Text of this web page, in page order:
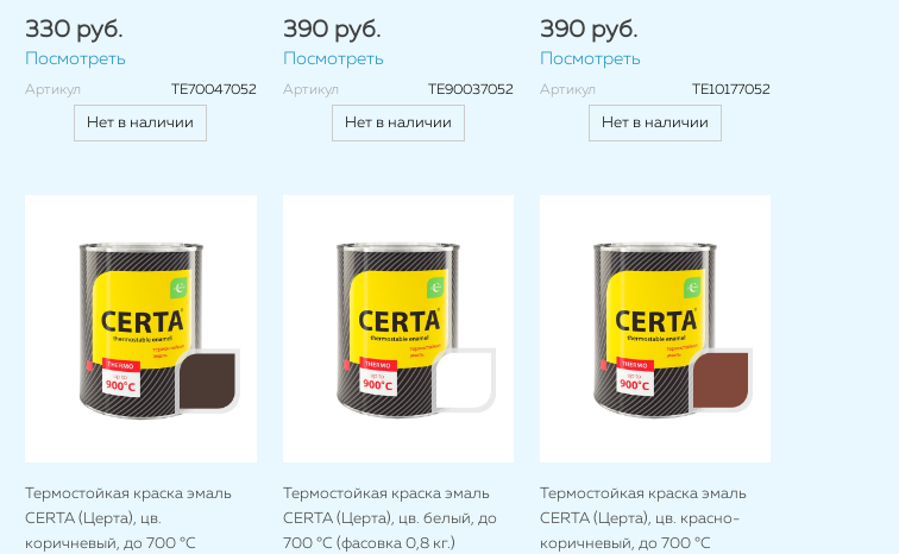
330 руб.
Посмотреть
Артикул TE70047052
Нет в наличии
390 руб.
Посмотреть
Артикул TE90037052
Нет в наличии
390 руб.
Посмотреть
Артикул TE10177052
Нет в наличии
Термостойкая краска эмаль
CERTA (Церта), цв.
коричневый, до 700 °C
Термостойкая краска эмаль
CERTA (Церта), цв. белый, до
700 °C (фасовка 0,8 кг.)
Термостойкая краска эмаль
CERTA (Церта), цв. красно-
коричневый, до 700 °C